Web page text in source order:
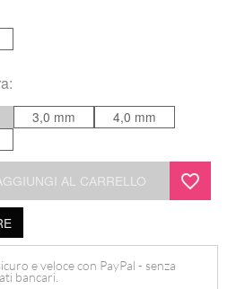
:
3,0 mm
4,0 mm
AL CARRELLO
e veloce con PayPal - senza
bancari.